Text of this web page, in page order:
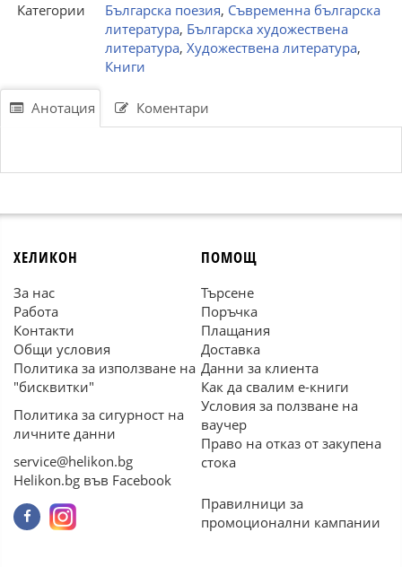
Категории
Българска поезия, Съвременна българска
литература, Българска художествена
литература, Художествена литература,
Книги
Анотация Коментари
ХЕЛИКОН
За нас
Работа
Контакти
Общи условия
Политика за използване на
"бисквитки"
Политика за сигурност на
личните данни
service@helikon.bg
Helikon.bg във Facebook
ПОМОЩ
Търсене
Поръчка
Плащания
Доставка
Данни за клиента
Как да свалим е-книги
Условия за ползване на
ваучер
Право на отказ от закупена
стока
Правилници за
промоционални кампании